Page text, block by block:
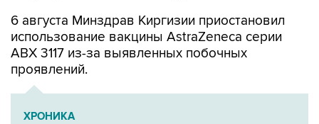
6 августа Минздрав Киргизии приостановил
использование вакцины AstraZeneca серии
ABX 3117 из-за выявленных побочных
проявлений.
ХРОНИКА